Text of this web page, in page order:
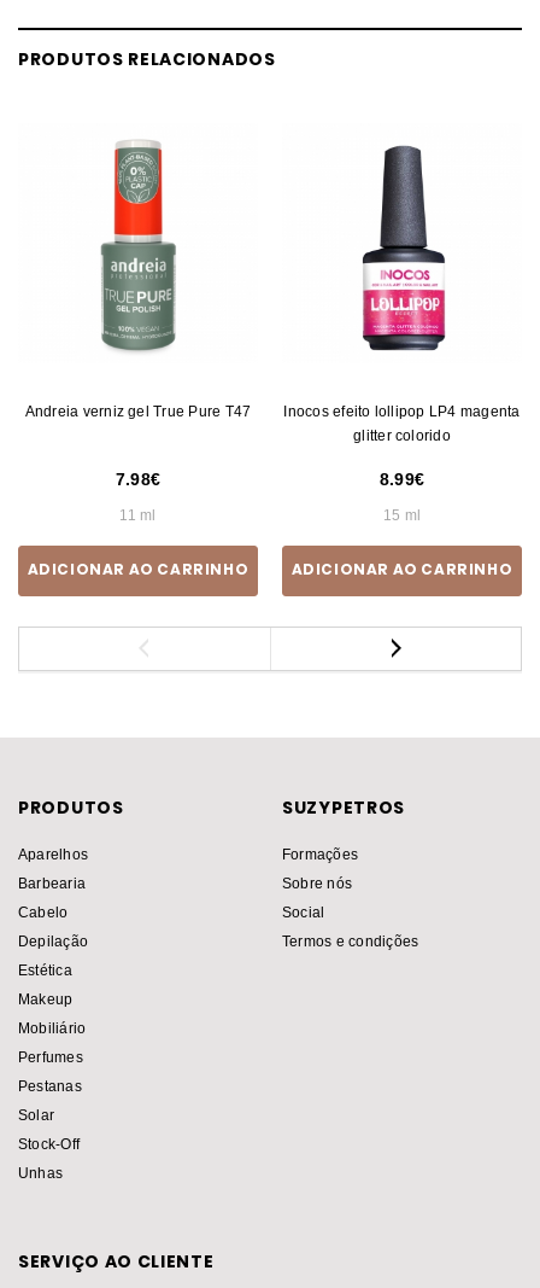
PRODUTOS RELACIONADOS
Andreia verniz gel True Pure T47
7.98
11 ml
ADICIONAR AO CARRINHO
Inocos efeito lollipop LP4 magenta
glitter colorido
8.99
15 ml
ADICIONAR AO CARRINHO
PRODUTOS
Aparelhos
Barbearia
Cabelo
Depilação
Estética
Makeup
Mobiliário
Perfumes
Pestanas
Solar
Stock-Off
Unhas
SUZYPETROS
Formações
Sobre nós
Social
Termos e condições
SERVIÇO AO CLIENTE